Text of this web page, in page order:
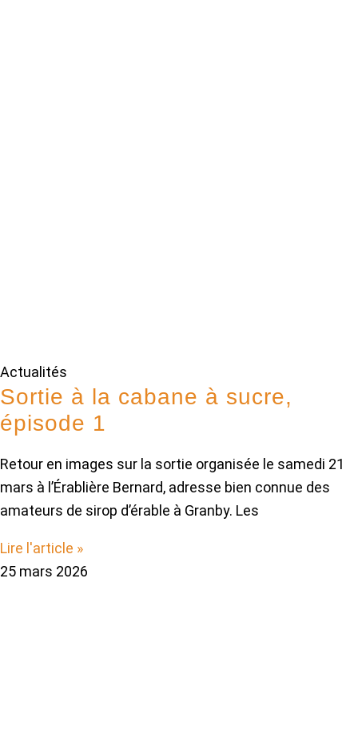
Actualités
Sortie à la cabane à sucre,
épisode 1
Retour en images sur la sortie organisée le samedi 21
mars à l’Érablière Bernard, adresse bien connue des
amateurs de sirop d’érable à Granby. Les
Lire l'article »
25 mars 2026